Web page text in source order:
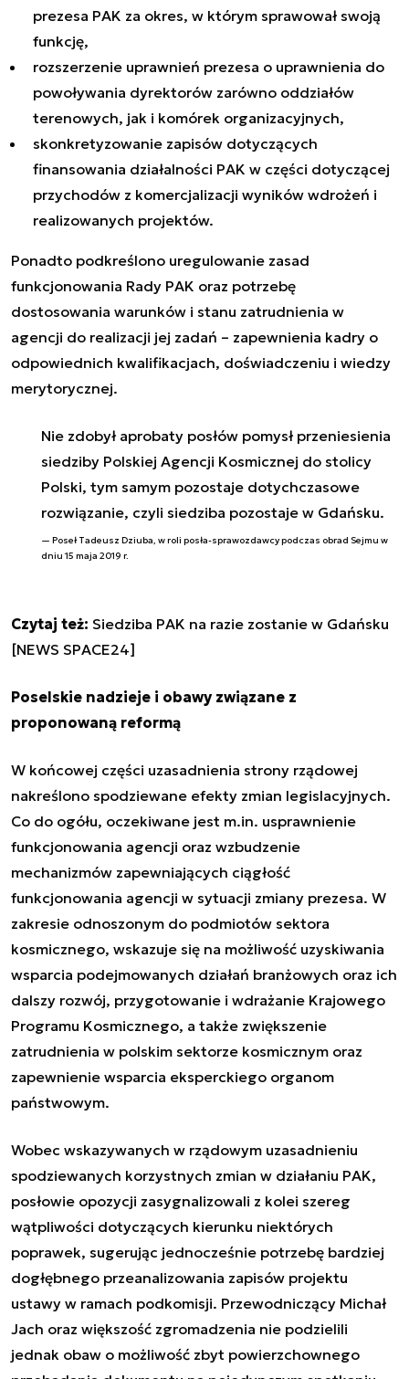
prezesa PAK za okres, w którym sprawował swoją
funkcję,
rozszerzenie uprawnień prezesa o uprawnienia do
powoływania dyrektorów zarówno oddziałów
terenowych, jak i komórek organizacyjnych,
skonkretyzowanie zapisów dotyczących
finansowania działalności PAK w części dotyczącej
przychodów z komercjalizacji wyników wdrożeń i
realizowanych projektów.
Ponadto podkreślono uregulowanie zasad
funkcjonowania Rady PAK oraz potrzebę
dostosowania warunków i stanu zatrudnienia w
agencji do realizacji jej zadań – zapewnienia kadry o
odpowiednich kwalifikacjach, doświadczeniu i wiedzy
merytorycznej.
Nie zdobył aprobaty posłów pomysł przeniesienia
siedziby Polskiej Agencji Kosmicznej do stolicy
Polski, tym samym pozostaje dotychczasowe
rozwiązanie, czyli siedziba pozostaje w Gdańsku.
Poseł Tadeusz Dziuba, w roli posła-sprawozdawcy podczas obrad Sejmu w
dniu 15 maja 2019 r.
Czytaj też: Siedziba PAK na razie zostanie w Gdańsku
[NEWS SPACE24]
Poselskie nadzieje i obawy związane z
proponowaną reformą
W końcowej części uzasadnienia strony rządowej
nakreślono spodziewane efekty zmian legislacyjnych.
Co do ogółu, oczekiwane jest m.in. usprawnienie
funkcjonowania agencji oraz wzbudzenie
mechanizmów zapewniających ciągłość
funkcjonowania agencji w sytuacji zmiany prezesa. W
zakresie odnoszonym do podmiotów sektora
kosmicznego, wskazuje się na możliwość uzyskiwania
wsparcia podejmowanych działań branżowych oraz ich
dalszy rozwój, przygotowanie i wdrażanie Krajowego
Programu Kosmicznego, a także zwiększenie
zatrudnienia w polskim sektorze kosmicznym oraz
zapewnienie wsparcia eksperckiego organom
państwowym.
Wobec wskazywanych w rządowym uzasadnieniu
spodziewanych korzystnych zmian w działaniu PAK,
posłowie opozycji zasygnalizowali z kolei szereg
wątpliwości dotyczących kierunku niektórych
poprawek, sugerując jednocześnie potrzebę bardziej
dogłębnego przeanalizowania zapisów projektu
ustawy w ramach podkomisji. Przewodniczący Michał
Jach oraz większość zgromadzenia nie podzielili
jednak obaw o możliwość zbyt powierzchownego